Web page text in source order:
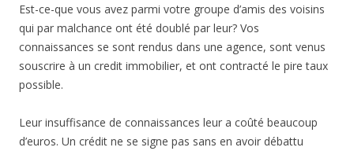
Est-ce-que vous avez parmi votre groupe d’amis des voisins
qui par malchance ont été doublé par leur? Vos
connaissances se sont rendus dans une agence, sont venus
souscrire à un credit immobilier, et ont contracté le pire taux
possible.
Leur insuffisance de connaissances leur a coûté beaucoup
d’euros. Un crédit ne se signe pas sans en avoir débattu